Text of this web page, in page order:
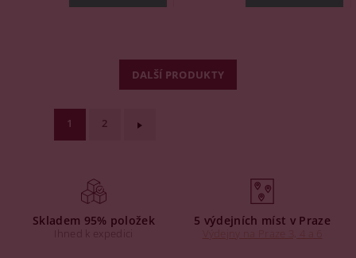
DALŠÍ PRODUKTY
1 2
Skladem 95% položek
Ihned k expedici
5 výdejních míst v Praze